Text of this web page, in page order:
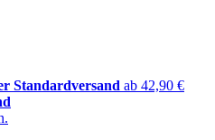
Standardversand ab 42,90 €